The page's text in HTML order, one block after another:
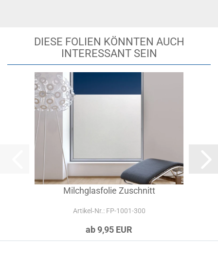
DIESE FOLIEN KÖNNTEN AUCH
INTERESSANT SEIN
Milchglasfolie Zuschnitt
Artikel‑Nr.: FP-1001-300
ab 9,95 EUR